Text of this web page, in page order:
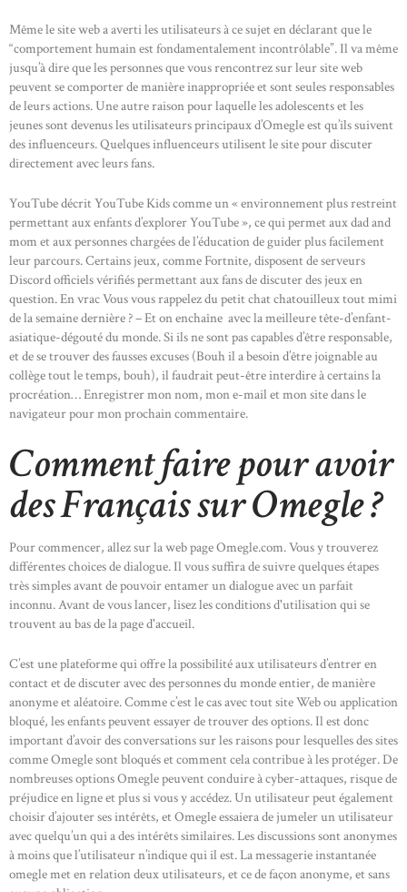
HOME
ABOUT US
OUR PORTFOLIO
CONTACTS
Même le site web a averti les utilisateurs à ce sujet en déclarant que le
“comportement humain est fondamentalement incontrôlable”. Il va même
jusqu’à dire que les personnes que vous rencontrez sur leur site web
peuvent se comporter de manière inappropriée et sont seules responsables
de leurs actions. Une autre raison pour laquelle les adolescents et les
jeunes sont devenus les utilisateurs principaux d’Omegle est qu’ils suivent
des influenceurs. Quelques influenceurs utilisent le site pour discuter
directement avec leurs fans.
YouTube décrit YouTube Kids comme un « environnement plus restreint
permettant aux enfants d’explorer YouTube », ce qui permet aux dad and
mom et aux personnes chargées de l’éducation de guider plus facilement
leur parcours. Certains jeux, comme Fortnite, disposent de serveurs
Discord officiels vérifiés permettant aux fans de discuter des jeux en
question. En vrac Vous vous rappelez du petit chat chatouilleux tout mimi
de la semaine dernière ? – Et on enchaîne avec la meilleure tête-d’enfant-
asiatique-dégouté du monde. Si ils ne sont pas capables d’être responsable,
et de se trouver des fausses excuses (Bouh il a besoin d’être joignable au
collège tout le temps, bouh), il faudrait peut-être interdire à certains la
procréation… Enregistrer mon nom, mon e-mail et mon site dans le
navigateur pour mon prochain commentaire.
Comment faire pour avoir
des Français sur Omegle ?
Pour commencer, allez sur la web page Omegle.com. Vous y trouverez
différentes choices de dialogue. Il vous suffira de suivre quelques étapes
très simples avant de pouvoir entamer un dialogue avec un parfait
inconnu. Avant de vous lancer, lisez les conditions d'utilisation qui se
trouvent au bas de la page d'accueil.
C’est une plateforme qui offre la possibilité aux utilisateurs d’entrer en
contact et de discuter avec des personnes du monde entier, de manière
anonyme et aléatoire. Comme c’est le cas avec tout site Web ou application
bloqué, les enfants peuvent essayer de trouver des options. Il est donc
important d’avoir des conversations sur les raisons pour lesquelles des sites
comme Omegle sont bloqués et comment cela contribue à les protéger. De
nombreuses options Omegle peuvent conduire à cyber-attaques, risque de
préjudice en ligne et plus si vous y accédez. Un utilisateur peut également
choisir d’ajouter ses intérêts, et Omegle essaiera de jumeler un utilisateur
avec quelqu’un qui a des intérêts similaires. Les discussions sont anonymes
à moins que l’utilisateur n’indique qui il est. La messagerie instantanée
omegle met en relation deux utilisateurs, et ce de façon anonyme, et sans